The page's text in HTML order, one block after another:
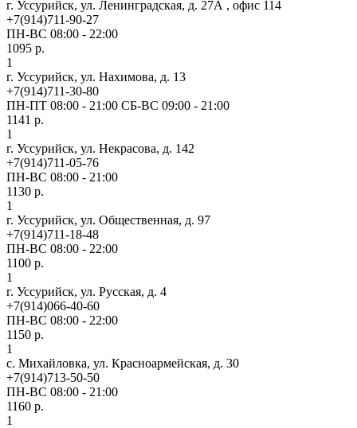
г. Уссурийск, ул. Ленинградская, д. 27А , офис 114
+7(914)711-90-27
ПН-ВС 08:00 - 22:00
1095 р.
1
г. Уссурийск, ул. Нахимова, д. 13
+7(914)711-30-80
ПН-ПТ 08:00 - 21:00 СБ-ВС 09:00 - 21:00
1141 р.
1
г. Уссурийск, ул. Некрасова, д. 142
+7(914)711-05-76
ПН-ВС 08:00 - 21:00
1130 р.
1
г. Уссурийск, ул. Общественная, д. 97
+7(914)711-18-48
ПН-ВС 08:00 - 22:00
1100 р.
1
г. Уссурийск, ул. Русская, д. 4
+7(914)066-40-60
ПН-ВС 08:00 - 22:00
1150 р.
1
с. Михайловка, ул. Красноармейская, д. 30
+7(914)713-50-50
ПН-ВС 08:00 - 21:00
1160 р.
1